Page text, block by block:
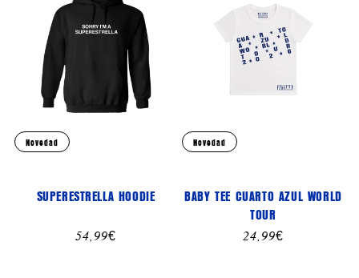
Novedad
SUPERESTRELLA HOODIE
Precio
54,99€
Novedad
BABY TEE CUARTO AZUL WORLD
TOUR
Precio
24,99€